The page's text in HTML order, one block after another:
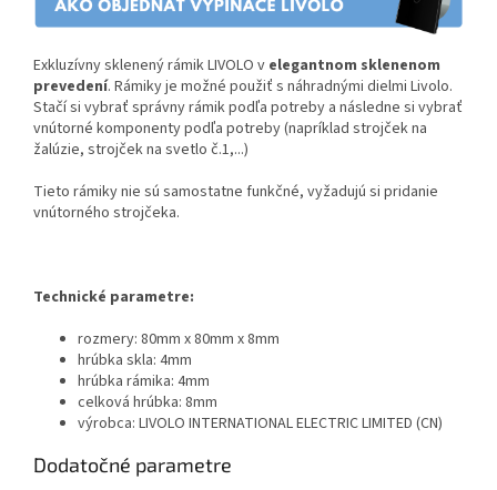
Exkluzívny sklenený rámik LIVOLO v elegantnom sklenenom
prevedení. Rámiky je možné použiť s náhradnými dielmi Livolo.
Stačí si vybrať správny rámik podľa potreby a následne si vybrať
vnútorné komponenty podľa potreby (napríklad strojček na
žalúzie, strojček na svetlo č.1,...)
Tieto rámiky nie sú samostatne funkčné, vyžadujú si pridanie
vnútorného strojčeka.
Technické parametre:
rozmery: 80mm x 80mm x 8mm
hrúbka skla: 4mm
hrúbka rámika: 4mm
celková hrúbka: 8mm
výrobca: LIVOLO INTERNATIONAL ELECTRIC LIMITED (CN)
Dodatočné parametre